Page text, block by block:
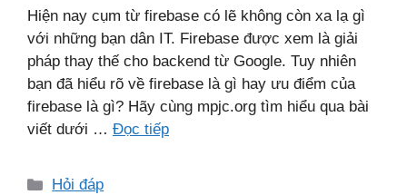
Hiện nay cụm từ firebase có lẽ không còn xa lạ gì
với những bạn dân IT. Firebase được xem là giải
pháp thay thế cho backend từ Google. Tuy nhiên
bạn đã hiểu rõ về firebase là gì hay ưu điểm của
firebase là gì? Hãy cùng mpjc.org tìm hiểu qua bài
viết dưới … Đọc tiếp
Danh
Hỏi đáp